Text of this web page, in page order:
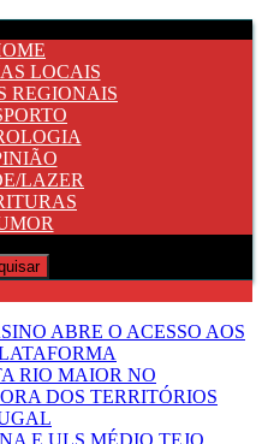
LOCAIS
REGIONAIS
LAZER
ABRE O ACESSO AOS
RIO MAIOR NO
DOS TERRITÓRIOS
E ULS MÉDIO TEJO